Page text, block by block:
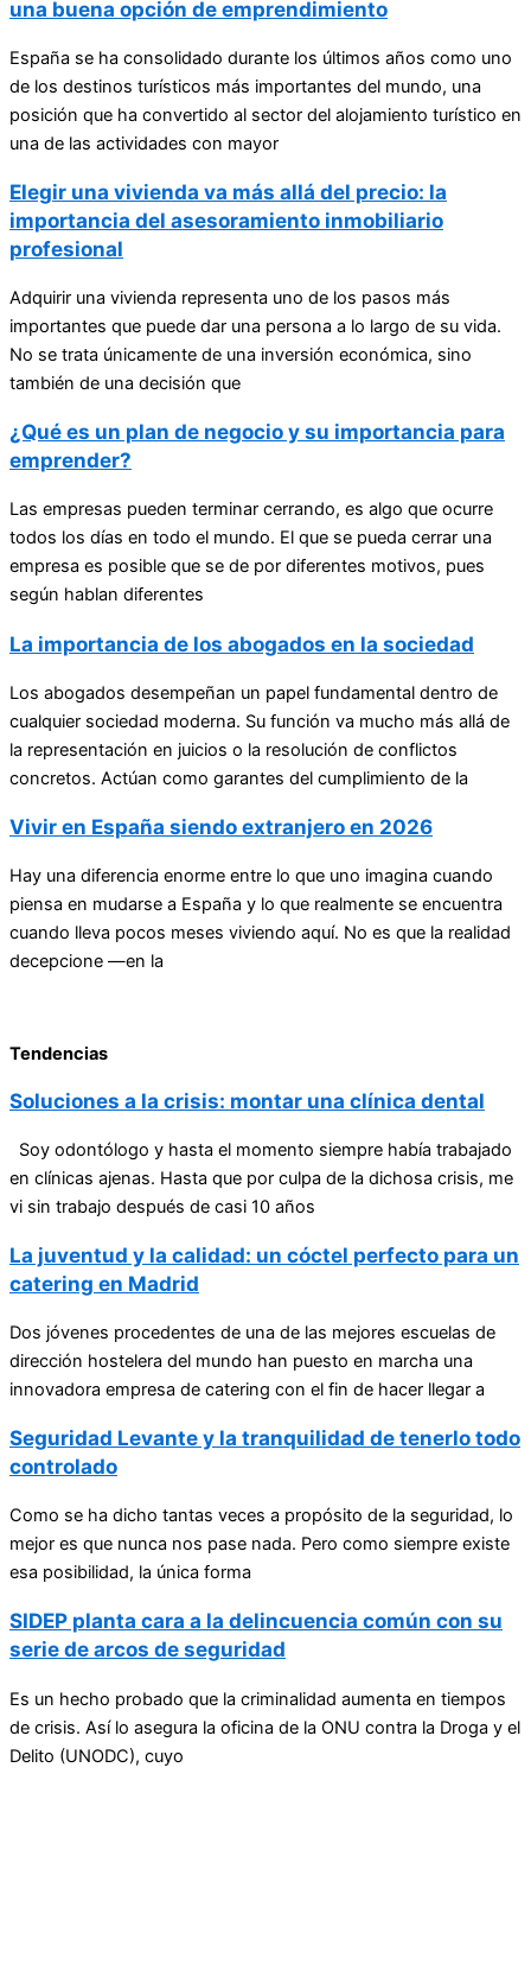
una buena opción de emprendimiento
España se ha consolidado durante los últimos años como uno
de los destinos turísticos más importantes del mundo, una
posición que ha convertido al sector del alojamiento turístico en
una de las actividades con mayor
Elegir una vivienda va más allá del precio: la
importancia del asesoramiento inmobiliario
profesional
Adquirir una vivienda representa uno de los pasos más
importantes que puede dar una persona a lo largo de su vida.
No se trata únicamente de una inversión económica, sino
también de una decisión que
¿Qué es un plan de negocio y su importancia para
emprender?
Las empresas pueden terminar cerrando, es algo que ocurre
todos los días en todo el mundo. El que se pueda cerrar una
empresa es posible que se de por diferentes motivos, pues
según hablan diferentes
La importancia de los abogados en la sociedad
Los abogados desempeñan un papel fundamental dentro de
cualquier sociedad moderna. Su función va mucho más allá de
la representación en juicios o la resolución de conflictos
concretos. Actúan como garantes del cumplimiento de la
Vivir en España siendo extranjero en 2026
Hay una diferencia enorme entre lo que uno imagina cuando
piensa en mudarse a España y lo que realmente se encuentra
cuando lleva pocos meses viviendo aquí. No es que la realidad
decepcione —en la
Tendencias
Soluciones a la crisis: montar una clínica dental
Soy odontólogo y hasta el momento siempre había trabajado
en clínicas ajenas. Hasta que por culpa de la dichosa crisis, me
vi sin trabajo después de casi 10 años
La juventud y la calidad: un cóctel perfecto para un
catering en Madrid
Dos jóvenes procedentes de una de las mejores escuelas de
dirección hostelera del mundo han puesto en marcha una
innovadora empresa de catering con el fin de hacer llegar a
Seguridad Levante y la tranquilidad de tenerlo todo
controlado
Como se ha dicho tantas veces a propósito de la seguridad, lo
mejor es que nunca nos pase nada. Pero como siempre existe
esa posibilidad, la única forma
SIDEP planta cara a la delincuencia común con su
serie de arcos de seguridad
Es un hecho probado que la criminalidad aumenta en tiempos
de crisis. Así lo asegura la oficina de la ONU contra la Droga y el
Delito (UNODC), cuyo